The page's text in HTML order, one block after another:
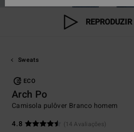
Sweats
ECO
Arch Po
Camisola pulôver Branco homem
4.8
(14 Avaliações)